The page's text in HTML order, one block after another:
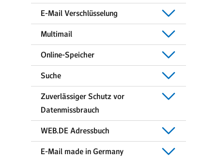
E-Mail Verschlüsselung
Multimail
Online-Speicher
Suche
Zuverlässiger Schutz vor
Datenmissbrauch
WEB.DE Adressbuch
E-Mail made in Germany